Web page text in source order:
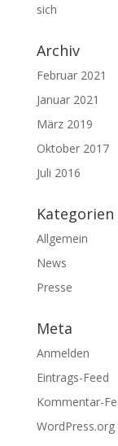
sich
Archiv
Februar 2021
Januar 2021
März 2019
Oktober 2017
Juli 2016
Kategorien
Allgemein
News
Presse
Meta
Anmelden
Eintrags-Feed
Kommentar-
WordPress.org